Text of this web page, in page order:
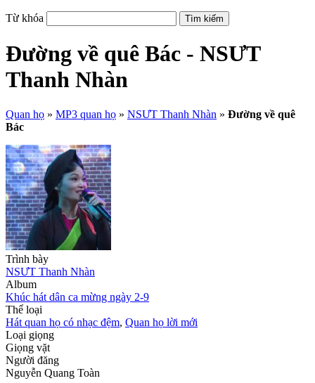
Từ khóa
Đường về quê Bác - NSƯT
Thanh Nhàn
Quan họ » MP3 quan họ » NSƯT Thanh Nhàn » Đường về quê
Bác
Trình bày
NSƯT Thanh Nhàn
Album
Khúc hát dân ca mừng ngày 2-9
Thể loại
Hát quan họ có nhạc đệm, Quan họ lời mới
Loại giọng
Giọng vặt
Người đăng
Nguyễn Quang Toàn